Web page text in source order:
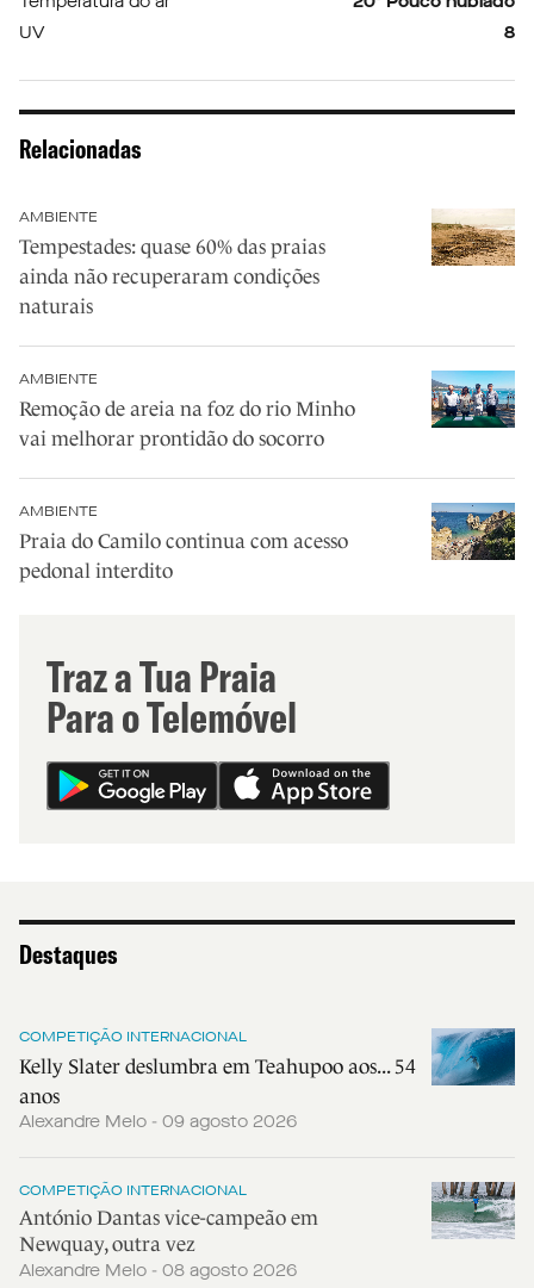
UV
8
Relacionadas
AMBIENTE
Tempestades: quase 60% das praias
ainda não recuperaram condições
naturais
AMBIENTE
Remoção de areia na foz do rio Minho
vai melhorar prontidão do socorro
AMBIENTE
Praia do Camilo continua com acesso
pedonal interdito
Traz a Tua Praia
Para o Telemóvel
Destaques
COMPETIÇÃO INTERNACIONAL
Kelly Slater deslumbra em Teahupoo aos... 54
anos
Alexandre Melo - 09 agosto 2026
COMPETIÇÃO INTERNACIONAL
António Dantas vice-campeão em
Newquay, outra vez
Alexandre Melo - 08 agosto 2026